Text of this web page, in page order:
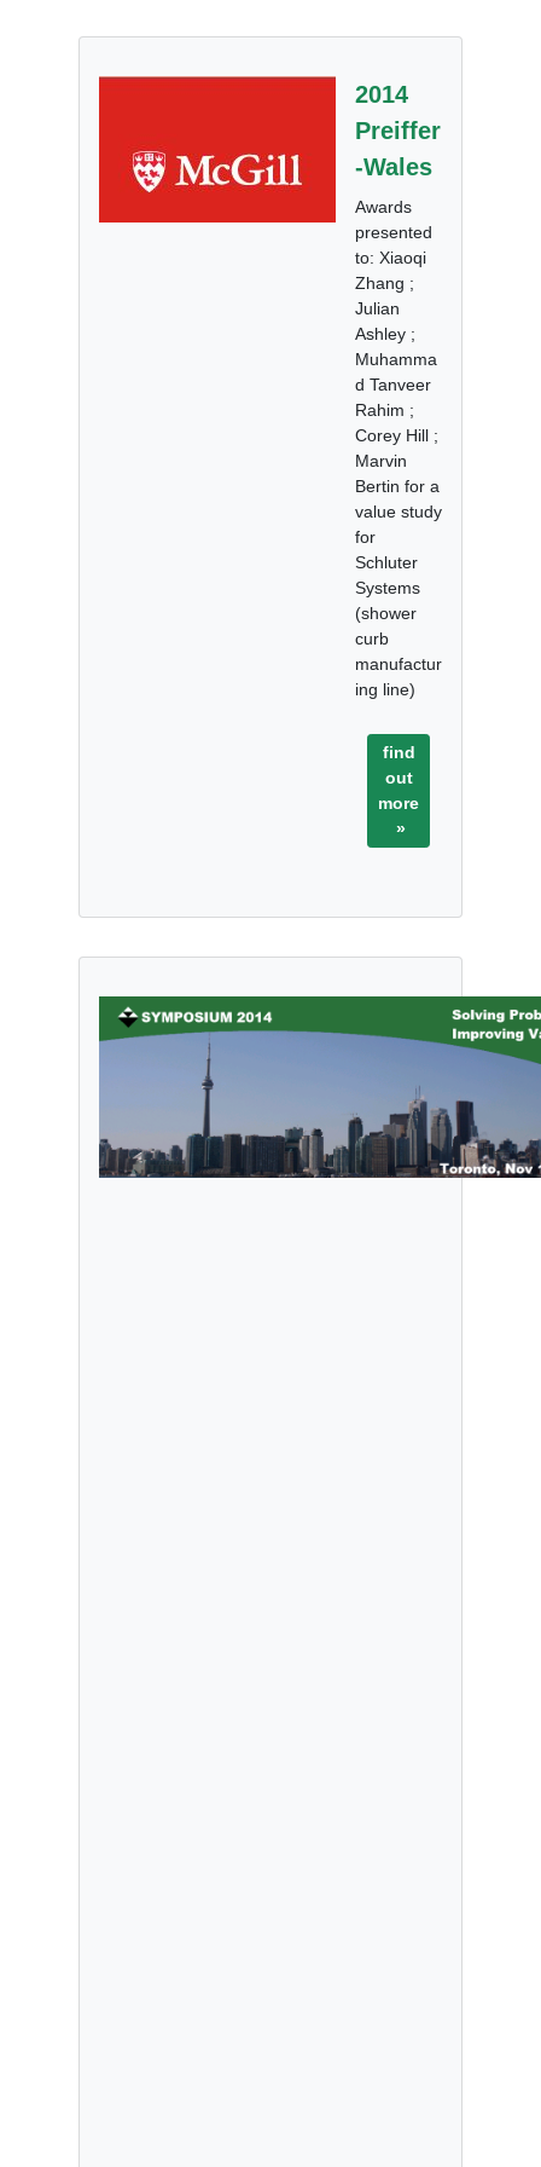
2014
Preiffer
-Wales
Awards
presented
to: Xiaoqi
Zhang ;
Julian
Ashley ;
Muhamma
d Tanveer
Rahim ;
Corey Hill ;
Marvin
Bertin for a
value study
for
Schluter
Systems
(shower
curb
manufactur
ing line)
find
out
more
»